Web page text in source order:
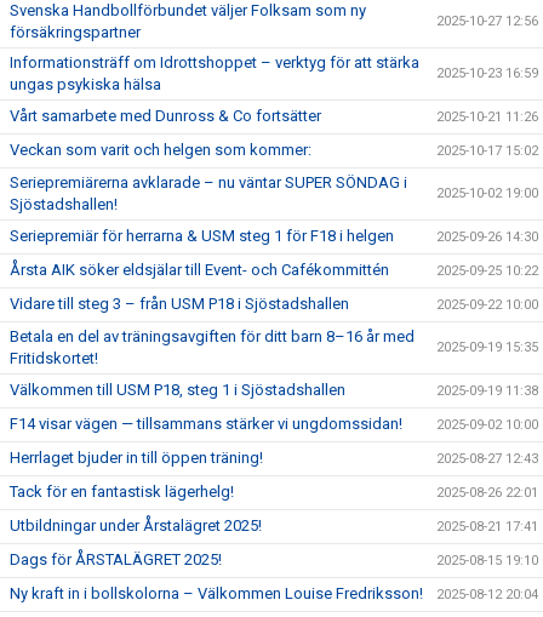
Svenska Handbollförbundet väljer Folksam som ny
försäkringspartner
2025-10-27 12:56
Informationsträff om Idrottshoppet – verktyg för att stärka
ungas psykiska hälsa
2025-10-23 16:59
Vårt samarbete med Dunross & Co fortsätter 2025-10-21 11:26
Veckan som varit och helgen som kommer: 2025-10-17 15:02
Seriepremiärerna avklarade – nu väntar SUPER SÖNDAG i
Sjöstadshallen!
2025-10-02 19:00
Seriepremiär för herrarna & USM steg 1 för F18 i helgen 2025-09-26 14:30
Årsta AIK söker eldsjälar till Event- och Cafékommittén 2025-09-25 10:22
Vidare till steg 3 – från USM P18 i Sjöstadshallen 2025-09-22 10:00
Betala en del av träningsavgiften för ditt barn 8–16 år med
Fritidskortet!
2025-09-19 15:35
Välkommen till USM P18, steg 1 i Sjöstadshallen 2025-09-19 11:38
F14 visar vägen — tillsammans stärker vi ungdomssidan! 2025-09-02 10:00
Herrlaget bjuder in till öppen träning! 2025-08-27 12:43
Tack för en fantastisk lägerhelg! 2025-08-26 22:01
Utbildningar under Årstalägret 2025! 2025-08-21 17:41
Dags för ÅRSTALÄGRET 2025! 2025-08-15 19:10
Ny kraft in i bollskolorna – Välkommen Louise Fredriksson! 2025-08-12 20:04